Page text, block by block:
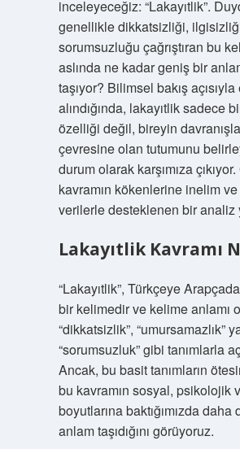
inceleyeceğiz: “Lakayıtlik”.
genellikle dikkatsizliği,
sorumsuzluğu çağrıştıran bu
aslında ne kadar geniş bir
taşıyor? Bilimsel bakış açısıyla
alındığında, lakayıtlik sadece
özelliği değil, bireyin
çevresine olan tutumunu
durum olarak karşımıza
kavramın kökenlerine inelim
verilerle desteklenen bir analiz
Lakayıtlik Kavramı
“Lakayıtlik”, Türkçeye
bir kelimedir ve kelime anlamı
“dikkatsizlik”, “umursamazlık”
“sorumsuzluk” gibi tanımlarla
Ancak, bu basit tanımların
bu kavramın sosyal, psikolojik
boyutlarına baktığımızda daha
anlam taşıdığını görüyoruz.